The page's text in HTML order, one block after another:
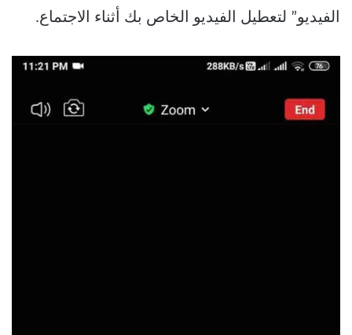
الفيديو” لتعطيل الفيديو الخاص بك أثناء الاجتماع.